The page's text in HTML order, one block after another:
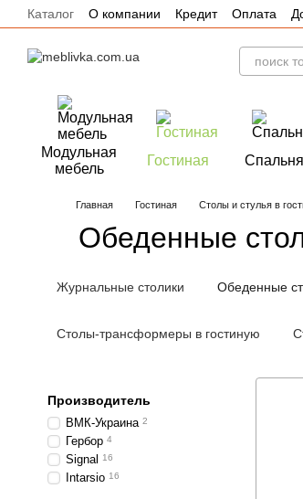
Перейти к основному контенту
Каталог О компании Кредит Оплата
Отзывы
Акции
Модульная
мебель
Гостиная Спальня
Главная Гостиная Столы и стулья в
Обеденные
Журнальные столики Обеденные
Столы-трансформеры в гостиную
Производитель
ВМК-Украина 2
Гербор 4
Signal 16
Intarsio 16